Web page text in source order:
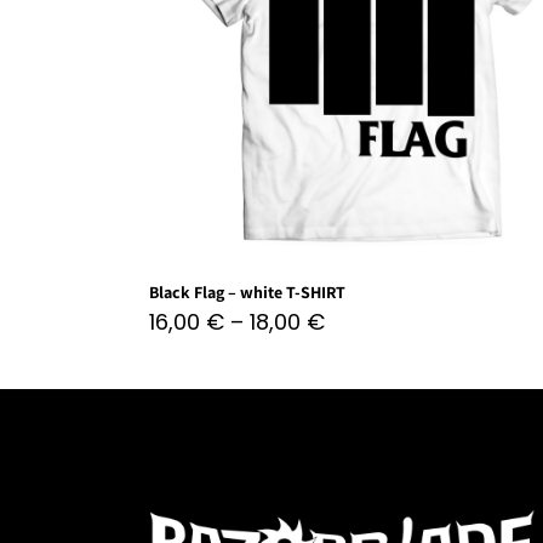
Black Flag – white T-SHIRT
16,00 € –18,00 €